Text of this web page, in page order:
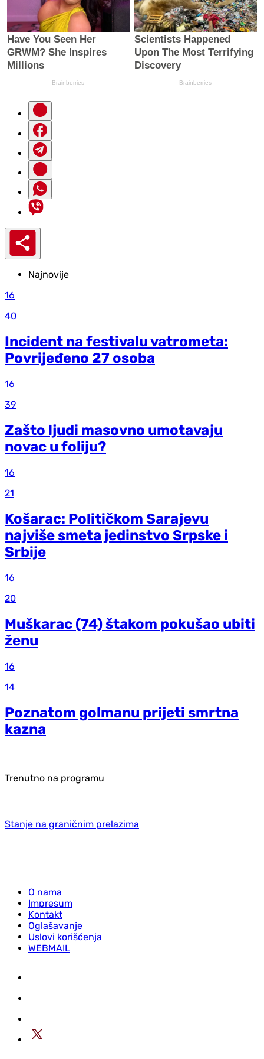
Najnovije
16
40
Incident na festivalu vatrometa:
Povrijeđeno 27 osoba
16
39
Zašto ljudi masovno umotavaju
novac u foliju?
16
21
Košarac: Političkom Sarajevu
najviše smeta jedinstvo Srpske i
Srbije
16
20
Muškarac (74) štakom pokušao ubiti
ženu
16
14
Poznatom golmanu prijeti smrtna
kazna
Trenutno na programu
Stanje na graničnim prelazima
O nama
Impresum
Kontakt
Oglašavanje
Uslovi korišćenja
WEBMAIL